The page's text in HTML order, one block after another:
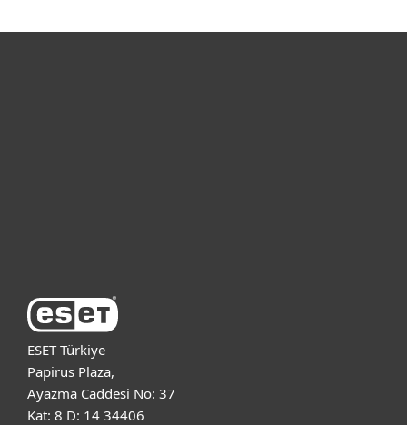
ESET Türkiye
Papirus Plaza,
Ayazma Caddesi No: 37
Kat: 8 D: 14 34406